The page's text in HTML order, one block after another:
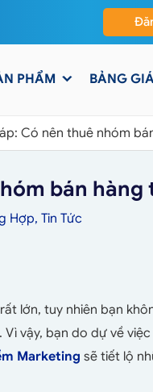
PHẨM BẢNG
Có nên thuê nhóm
bán hàng
Hợp, Tin Tức
lớn, tuy nhiên bạn
vậy, bạn do dự về việc
Marketing sẽ tiết lộ